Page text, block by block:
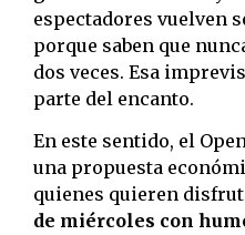
espectadores vuelven
porque saben que
dos veces. Esa
parte del encanto.
En este sentido, el
una propuesta
quienes quieren
de miércoles con